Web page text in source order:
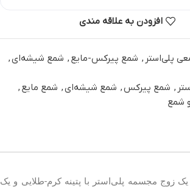
افزودن به علاقه مندی
پلی‌استر , شمع پیرکس-مایع , شمع شیشه‌ای,
, شمع پیرکس, شمع شیشه‌ای, شمع مایع ,
شمع
زوج مجسمه پلی‌استر با پتینه کرم-طلایی و یک